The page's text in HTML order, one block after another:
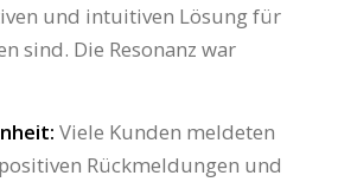
und intuitiven Lösung für
sind. Die Resonanz war
Viele Kunden meldeten
Rückmeldungen und